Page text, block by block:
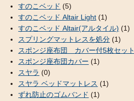
すのこベッド (5)
すのこベッド Altair Light (1)
すのこベッド Altair(アルタイル) (1)
スプリングマットレスを処分 (1)
スポンジ座布団 カバー付5枚セット
スポンジ座布団カバー (1)
スヤラ (0)
スヤラ ベッドマットレス (1)
ずれ防止のゴムバンド (1)